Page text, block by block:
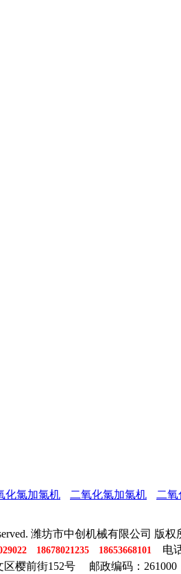
化氯加氯机 二氧化氯加氯机 二
潍坊市中创机械有限公司 版
18678021235 18653668101
电
区樱前街152号 邮政编码：